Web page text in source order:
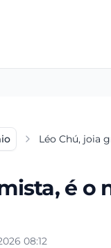
Léo Chú, joia
é
08:12